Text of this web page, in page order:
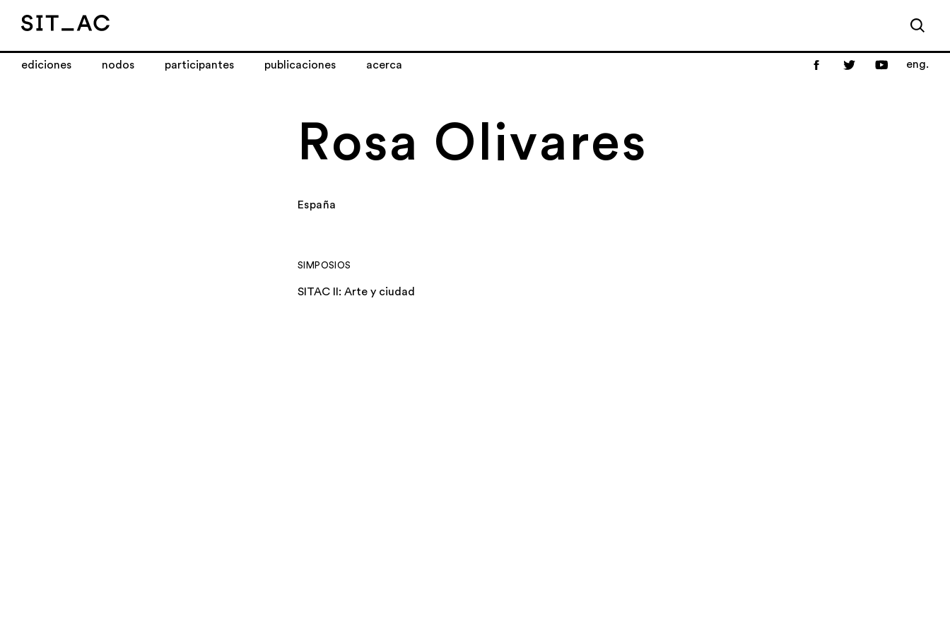
eng.
ediciones nodos participantes publicaciones acerca
Rosa Olivares
España
SIMPOSIOS
SITAC II: Arte y ciudad